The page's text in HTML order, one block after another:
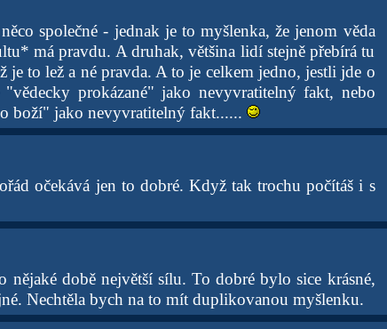
společné - jednak je to myšlenka, že jenom věda
má pravdu. A druhak, většina lidí stejně přebírá tu
to lež a né pravda. A to je celkem jedno, jestli jde o
"vědecky prokázané" jako nevyvratitelný fakt, nebo
boží" jako nevyvratitelný fakt......
očekává jen to dobré. Když tak trochu počítáš i s
nějaké době největší sílu. To dobré bylo sice krásné,
Nechtěla bych na to mít duplikovanou myšlenku.